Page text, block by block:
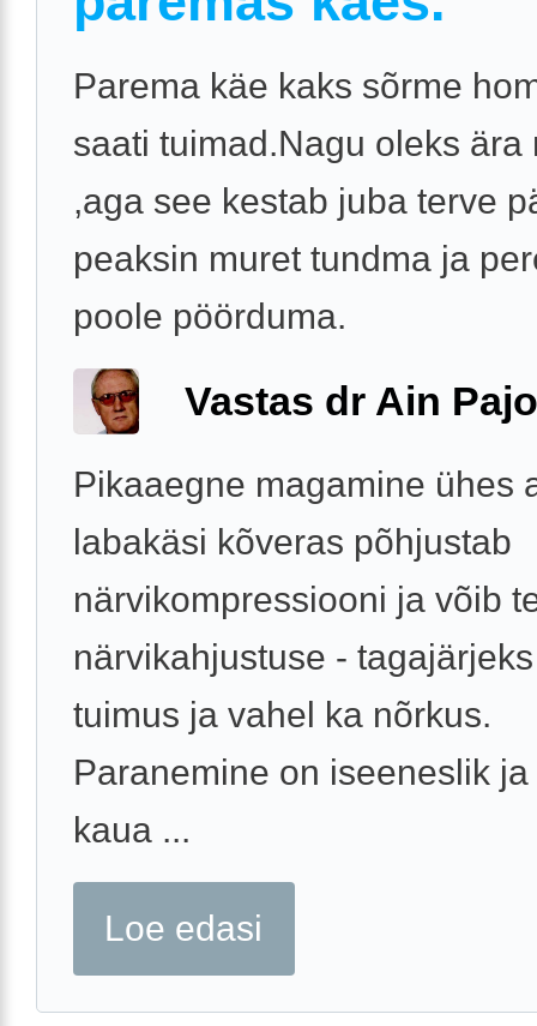
Parema käe kaks sõrme
saati tuimad.Nagu oleks ära
,aga see kestab juba terve
peaksin muret tundma ja
poole pöörduma.
Vastas dr Ain
Pikaaegne magamine ühes
labakäsi kõveras põhjustab
närvikompressiooni ja võib
närvikahjustuse -
tuimus ja vahel ka nõrkus.
Paranemine on iseeneslik
kaua ...
Loe edasi